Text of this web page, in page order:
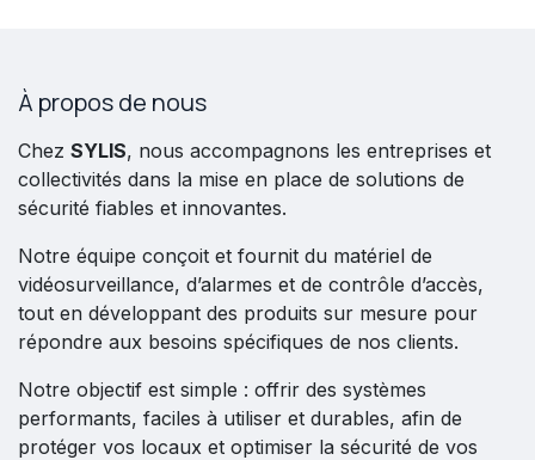
À propos de nous
Chez SYLIS, nous accompagnons les entreprises et
collectivités dans la mise en place de solutions de
sécurité fiables et innovantes.
Notre équipe conçoit et fournit du matériel de
vidéosurveillance, d’alarmes et de contrôle d’accès,
tout en développant des produits sur mesure pour
répondre aux besoins spécifiques de nos clients.
Notre objectif est simple : offrir des systèmes
performants, faciles à utiliser et durables, afin de
protéger vos locaux et optimiser la sécurité de vos